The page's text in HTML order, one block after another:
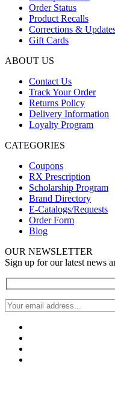
Order Status
Product Recalls
Corrections &
Gift Cards
ABOUT US
Contact Us
Track Your Order
Returns Policy
Delivery Information
Loyalty Program
CATEGORIES
Coupons
RX Prescription
Scholarship Program
Brand Directory
E-Catalogs/Requests
Order Form
Blog
OUR NEWSLETTER
Sign up for our latest news